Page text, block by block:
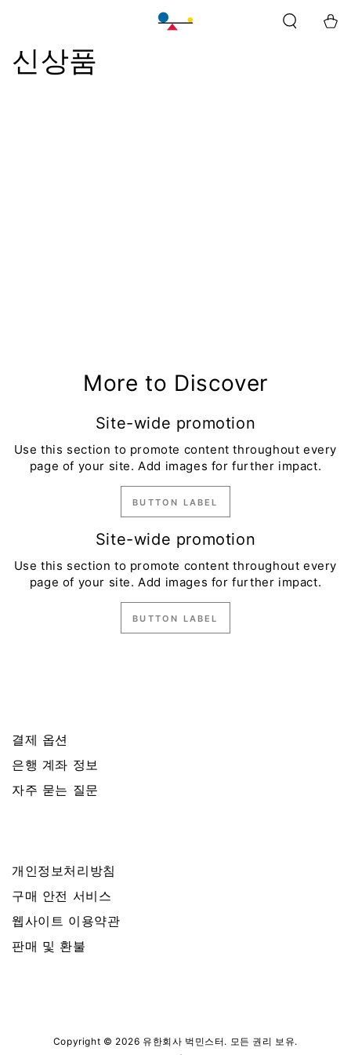
구
:
신상품
More to Discover
Site-wide promotion
Use this section to promote content throughout every
page of your site. Add images for further impact.
BUTTON LABEL
Site-wide promotion
Use this section to promote content throughout every
page of your site. Add images for further impact.
BUTTON LABEL
결제 옵션
은행 계좌 정보
자주 묻는 질문
개인정보처리방침
구매 안전 서비스
웹사이트 이용약관
판매 및 환불
Copyright © 2026 유한회사 벅민스터. 모든 권리 보유.